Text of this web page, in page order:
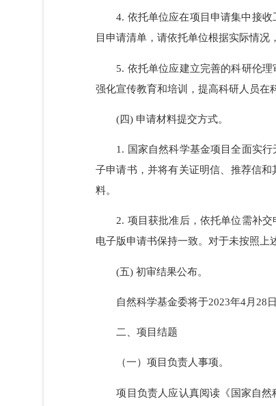
3. 依托单位应提前从信息系统
件上传至信息系统（本年度只需上
4. 依托单位应在项目申请集中
目申请清单，请依托单位根据实际
5. 依托单位应建立完善的科研
强化宣传教育和培训，提高科研人
料。
2. 项目获批准后，依托单位需
电子版申请书保持一致。对于未按
(五) 初审结果公布。
自然科学基金委将于2023年4月